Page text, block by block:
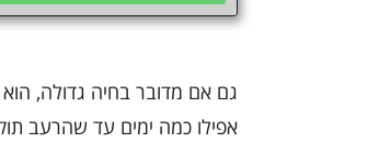
גם אם מדובר בחיה גדולה,
אפילו כמה ימים עד שהרעב